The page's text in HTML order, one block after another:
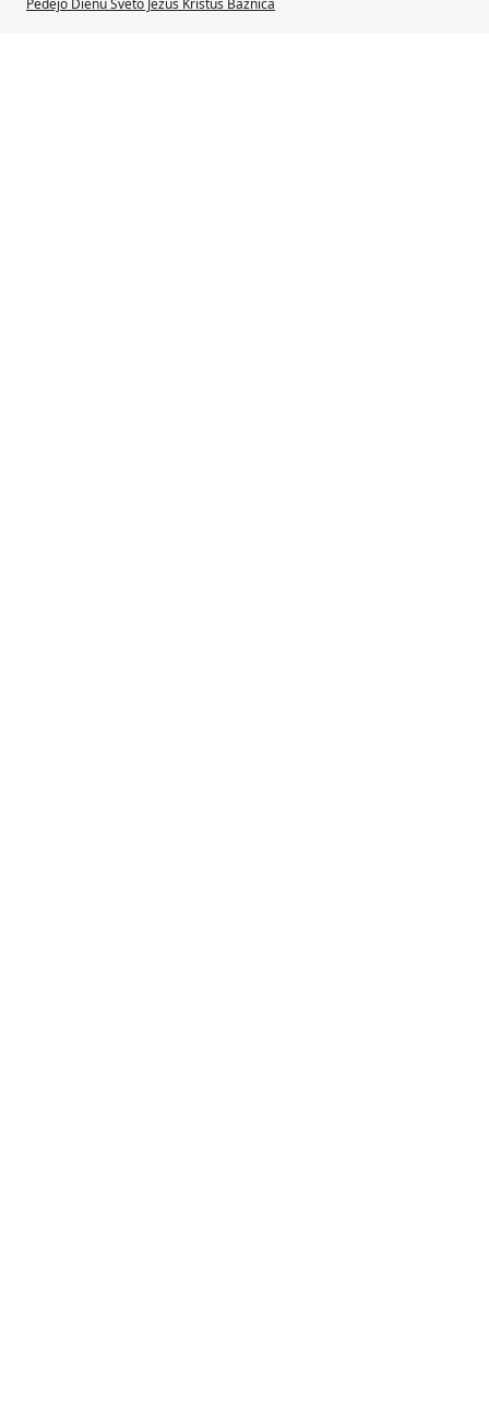
Pēdējo Dienu Svēto Jēzus Kristus Baznīca